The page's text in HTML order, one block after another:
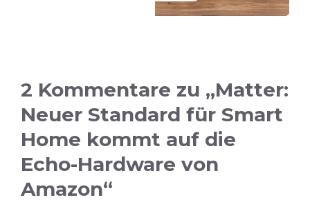
2 Kommentare zu „Matter:
Neuer Standard für Smart
Home kommt auf die
Echo-Hardware von
Amazon“